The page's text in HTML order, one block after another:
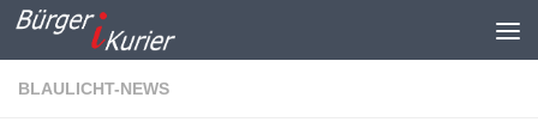
Zum Inhalt springen
BLAULICHT-NEWS